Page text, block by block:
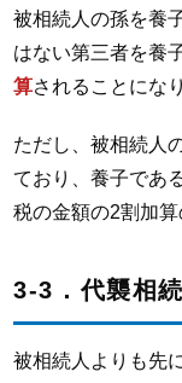
被相続人の孫を養
はない第三者を養
算されることにな
ただし、被相続人
ており、養子であ
税の金額の2割加算
3-3．代襲相
被相続人よりも先